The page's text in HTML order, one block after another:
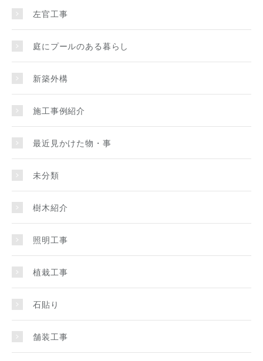
左官工事
庭にプールのある暮らし
新築外構
施工事例紹介
最近見かけた物・事
未分類
樹木紹介
照明工事
植栽工事
石貼り
舗装工事